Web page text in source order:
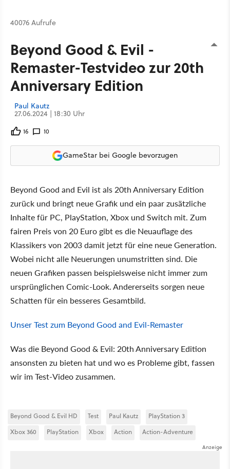
40076 Aufrufe
Beyond Good & Evil -
Remaster-Testvideo zur 20th
Anniversary Edition
Paul Kautz
27.06.2024 | 18:30 Uhr
16 10
GameStar bei Google bevorzugen
Beyond Good and Evil ist als 20th Anniversary Edition
zurück und bringt neue Grafik und ein paar zusätzliche
Inhalte für PC, PlayStation, Xbox und Switch mit. Zum
fairen Preis von 20 Euro gibt es die Neuauflage des
Klassikers von 2003 damit jetzt für eine neue Generation.
Wobei nicht alle Neuerungen unumstritten sind. Die
neuen Grafiken passen beispielsweise nicht immer zum
ursprünglichen Comic-Look. Andererseits sorgen neue
Schatten für ein besseres Gesamtbild.
Unser Test zum Beyond Good and Evil-Remaster
Was die Beyond Good & Evil: 20th Anniversary Edition
ansonsten zu bieten hat und wo es Probleme gibt, fassen
wir im Test-Video zusammen.
Beyond Good & Evil HD Test Paul Kautz
PlayStation 3
Xbox 360
PlayStation Xbox Action Action-Adventure